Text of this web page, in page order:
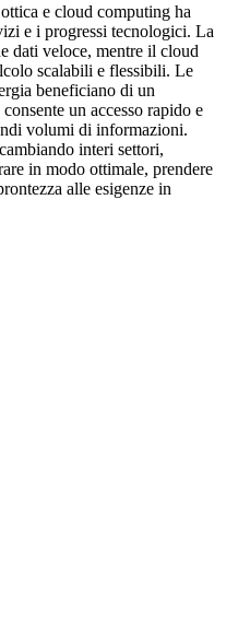
e cloud computing ha
e i progressi tecnologici. La
dati veloce, mentre il cloud
scalabili e flessibili. Le
beneficiano di un
un accesso rapido e
volumi di informazioni.
interi settori,
in modo ottimale, prendere
alle esigenze in